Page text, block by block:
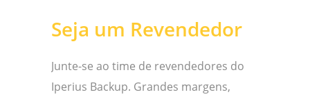
Seja um Revendedor
Junte-se ao time de revendedores do
Iperius Backup. Grandes margens,